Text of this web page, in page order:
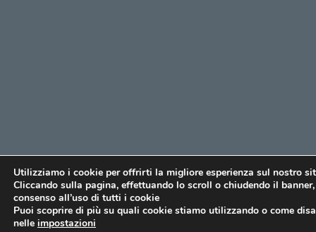
Utilizziamo i cookie per offrirti la migliore esperienza sul nostro
Cliccando sulla pagina, effettuando lo scroll o chiudendo il
consenso all’uso di tutti i cookie
Puoi scoprire di più su quali cookie stiamo utilizzando o come
nelle impostazioni